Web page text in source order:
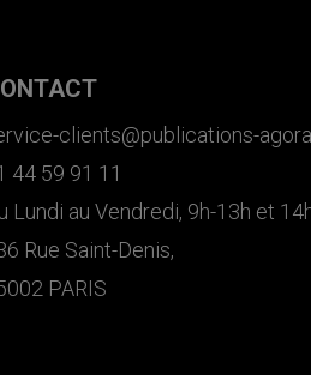
clients@publications-
44 59 91 11
Lundi au Vendredi, 9h-13h et
Rue Saint-Denis,
PARIS